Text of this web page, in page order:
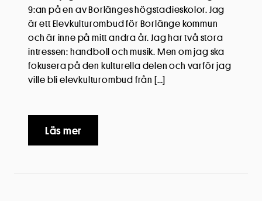
9:an på en av Borlänges högstadieskolor. Jag
är ett Elevkulturombud för Borlänge kommun
och är inne på mitt andra år. Jag har två stora
intressen: handboll och musik. Men om jag ska
fokusera på den kulturella delen och varför jag
ville bli elevkulturombud från […]
Läs mer